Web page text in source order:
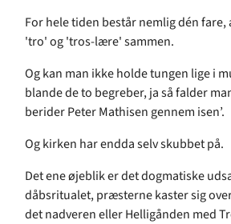
For hele tiden består nemlig dén
'tro' og 'tros-lære' sammen.
Og kan man ikke holde tungen lige i
blande de to begreber, ja så falder
berider Peter Mathisen gennem isen’.
Og kirken har endda selv skubbet på.
Det ene øjeblik er det dogmatiske
dåbsritualet, præsterne kaster sig
det nadveren eller Helligånden med